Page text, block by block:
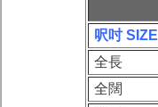
呎吋 SIZE
全長
全闊